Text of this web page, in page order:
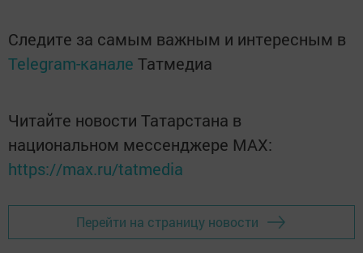
Следите за самым важным и интересным в
Telegram-канале Татмедиа
Читайте новости Татарстана в
национальном мессенджере MАХ:
https://max.ru/tatmedia
Перейти на страницу новости